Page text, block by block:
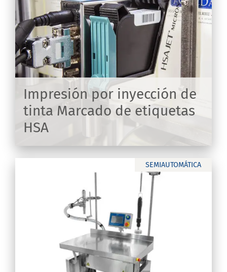
Impresión por inyección de
tinta Marcado de etiquetas
HSA
SEMIAUTOMÁTICA